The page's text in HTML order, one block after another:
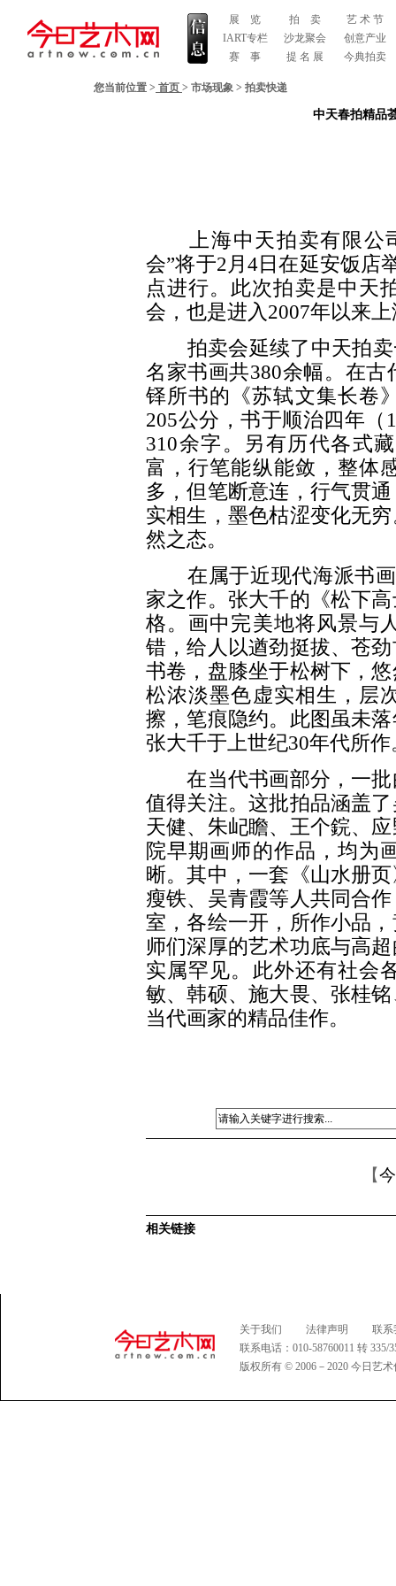
展 览
IART专栏
赛 事
拍 卖
沙龙聚会
提 名 展
艺 术 节
创意产业
今典拍卖
您当前位置 > 首页 > 市场现象 > 拍卖快递
中天春拍精品
上海中天拍卖有限公司
会”将于2月4日在延安饭店
点进行。此次拍卖是中天
会，也是进入2007年以来
拍卖会延续了中天拍卖
名家书画共380余幅。在
铎所书的《苏轼文集长卷
205公分，书于顺治四年（
310余字。另有历代各式
富，行笔能纵能敛，整体
多，但笔断意连，行气贯
实相生，墨色枯涩变化无
然之态。
在属于近现代海派书画
家之作。张大千的《松下
格。画中完美地将风景与
错，给人以遒劲挺拔、苍
书卷，盘膝坐于松树下，
松浓淡墨色虚实相生，层
擦，笔痕隐约。此图虽未
张大千于上世纪30年代所作
在当代书画部分，一批
值得关注。这批拍品涵盖
天健、朱屺瞻、王个鋎、
院早期画师的作品，均为
晰。其中，一套《山水册
瘦铁、吴青霞等人共同合
室，各绘一开，所作小品
师们深厚的艺术功底与高
实属罕见。此外还有社会
敏、韩硕、施大畏、张桂
当代画家的精品佳作。
【
相关链接
关于我们 法律声明
联系
联系电话：010-58760011 转
版权所有 © 2006－2020 今日艺